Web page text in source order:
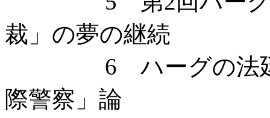
裁」の夢の継続
6 ハーグの法廷に
際警察」論